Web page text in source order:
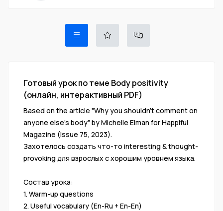
Готовый урок по теме Body positivity
(онлайн, интерактивный PDF)
Based on the article "Why you shouldn't comment on
anyone else's body" by Michelle Elman for Happiful
Magazine (Issue 75, 2023).
Захотелось создать что-то interesting & thought-
provoking для взрослых с хорошим уровнем языка.
Состав урока:
1. Warm-up questions
2. Useful vocabulary (En-Ru + En-En)